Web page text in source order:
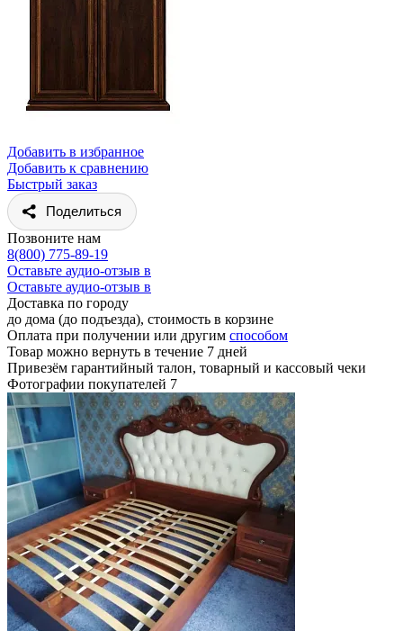
Добавить в избранное
Добавить к сравнению
Быстрый заказ
Поделиться
Позвоните нам
8(800) 775-89-19
Оставьте аудио-отзыв в
Оставьте аудио-отзыв в
Доставка по городу
до дома (до подъезда), стоимость в корзине
Оплата при получении или другим способом
Товар можно вернуть в течение 7 дней
Привезём гарантийный талон, товарный и кассовый чеки
Фотографии покупателей 7